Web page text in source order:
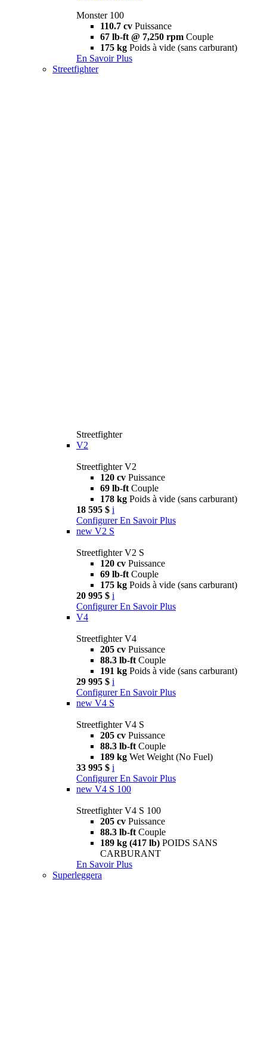
Monster 100
110.7 cv Puissance
67 lb-ft @ 7,250 rpm Couple
175 kg Poids à vide (sans carburant)
En Savoir Plus
Streetfighter
Streetfighter
V2
Streetfighter V2
120 cv Puissance
69 lb-ft Couple
178 kg Poids à vide (sans carburant)
18 595 $ i
Configurer En Savoir Plus
new V2 S
Streetfighter V2 S
120 cv Puissance
69 lb-ft Couple
175 kg Poids à vide (sans carburant)
20 995 $ i
Configurer En Savoir Plus
V4
Streetfighter V4
205 cv Puissance
88.3 lb-ft Couple
191 kg Poids à vide (sans carburant)
29 995 $ i
Configurer En Savoir Plus
new V4 S
Streetfighter V4 S
205 cv Puissance
88.3 lb-ft Couple
189 kg Wet Weight (No Fuel)
33 995 $ i
Configurer En Savoir Plus
new V4 S 100
Streetfighter V4 S 100
205 cv Puissance
88.3 lb-ft Couple
189 kg (417 lb) POIDS SANS
CARBURANT
En Savoir Plus
Superleggera